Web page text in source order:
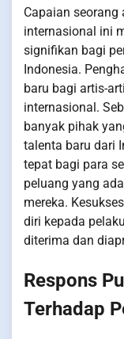
Capaian seorang
internasional ini
signifikan bagi
Indonesia.
baru bagi artis-
internasional.
banyak pihak
talenta baru dari
tepat bagi para
peluang yang
mereka.
diri kepada
diterima dan
Respons
Terhadap